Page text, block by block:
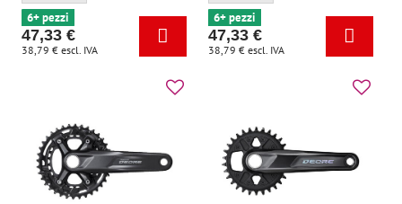
6+ pezzi
47,33 €
38,79 € escl. IVA
6+ pezzi
47,33 €
38,79 € escl. IVA